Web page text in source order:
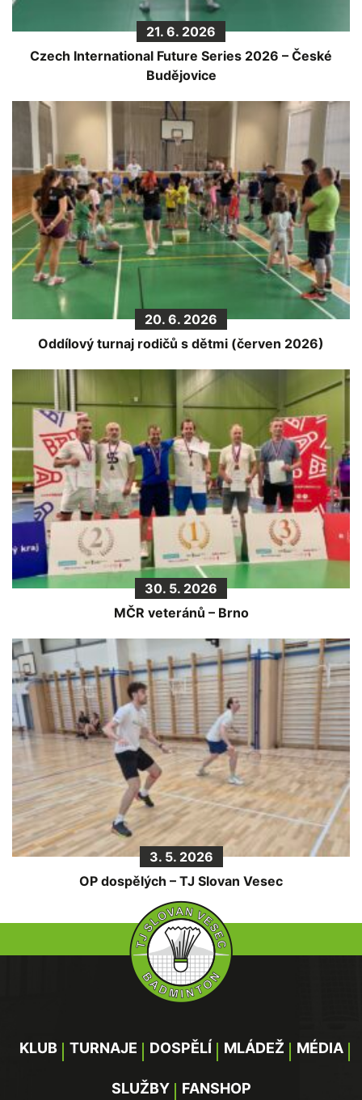
21. 6. 2026
Czech International Future Series 2026 – České
Budějovice
20. 6. 2026
Oddílový turnaj rodičů s dětmi (červen 2026)
30. 5. 2026
MČR veteránů – Brno
3. 5. 2026
OP dospělých – TJ Slovan Vesec
KLUB TURNAJE DOSPĚLÍ MLÁDEŽ MÉDIA
SLUŽBY FANSHOP